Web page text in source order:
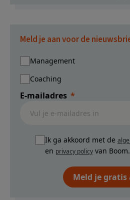
Meld je aan voor de
Management
Coaching
E-mailadres
Ik ga akkoord met de
en privacy policy van Boom.
Meld je gratis